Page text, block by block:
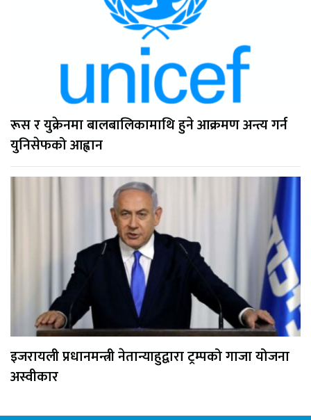
रूस र युक्रेनमा बालबालिकामाथि हुने आक्रमण अन्त्य गर्न
युनिसेफको आह्वान
इजरायली प्रधानमन्त्री नेतान्याहुद्वारा ट्रम्पको गाजा योजना
अस्वीकार